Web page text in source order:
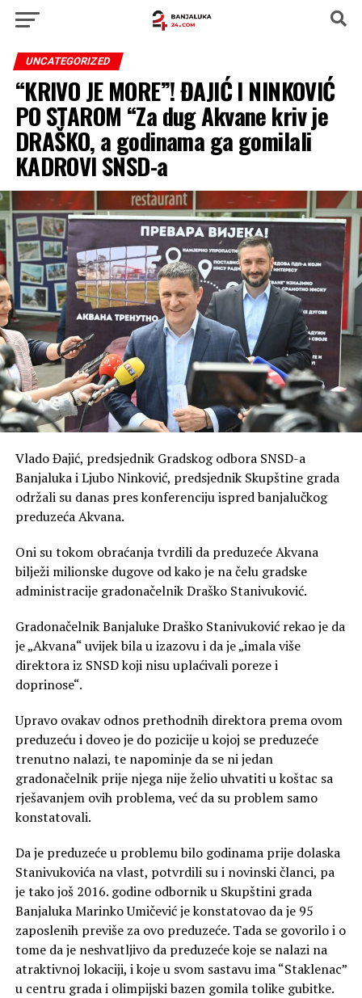
UNCATEGORIZED
“KRIVO JE MORE”! ĐAJIĆ I NINKOVIĆ
PO STAROM “Za dug Akvane kriv je
DRAŠKO, a godinama ga gomilali
KADROVI SNSD-a
Vlado Đajić, predsjednik Gradskog odbora SNSD-a
Banjaluka i Ljubo Ninković, predsjednik Skupštine grada
održali su danas pres konferenciju ispred banjalučkog
preduzeća Akvana.
Oni su tokom obraćanja tvrdili da preduzeće Akvana
bilježi milionske dugove od kako je na čelu gradske
administracije gradonačelnik Draško Stanivuković.
Gradonačelnik Banjaluke Draško Stanivuković rekao je da
je „Akvana“ uvijek bila u izazovu i da je „imala više
direktora iz SNSD koji nisu uplaćivali poreze i
doprinose“.
Upravo ovakav odnos prethodnih direktora prema ovom
preduzeću i doveo je do pozicije u kojoj se preduzeće
trenutno nalazi, te napominje da se ni jedan
gradonačelnik prije njega nije želio uhvatiti u koštac sa
rješavanjem ovih problema, već da su problem samo
konstatovali.
Da je preduzeće u problemu bilo godinama prije dolaska
Stanivukovića na vlast, potvrdili su i novinski članci, pa
je tako još 2016. godine odbornik u Skupštini grada
Banjaluka Marinko Umičević je konstatovao da je 95
zaposlenih previše za ovo preduzeće. Tada se govorilo i o
tome da je neshvatljivo da preduzeće koje se nalazi na
atraktivnoj lokaciji, i koje u svom sastavu ima “Staklenac”
u centru grada i olimpijski bazen gomila tolike gubitke.